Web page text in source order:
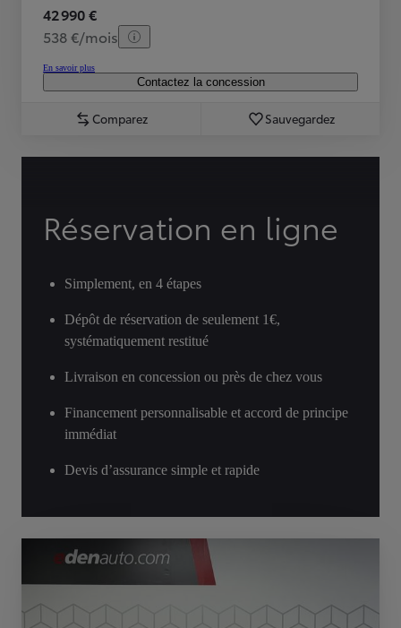
42 990 €
538 €/mois
En savoir plus
Contactez la concession
Comparez Sauvegardez
Réservation en ligne
Simplement, en 4 étapes
Dépôt de réservation de seulement 1€,
systématiquement restitué
Livraison en concession ou près de chez vous
Financement personnalisable et accord de principe
immédiat
Devis d’assurance simple et rapide